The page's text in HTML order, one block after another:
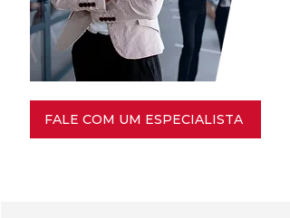
FALE COM UM ESPECIALISTA